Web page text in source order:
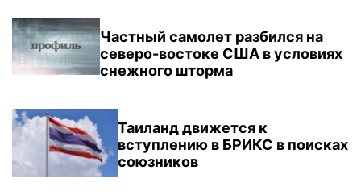
Частный самолет разбился на
северо-востоке США в условиях
снежного шторма
Таиланд движется к
вступлению в БРИКС в поисках
союзников